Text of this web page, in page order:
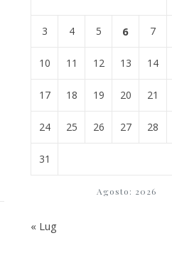
Agosto: 2026
3 4 5 6 7
10 11 12 13 14
17 18 19 20 21
24 25 26 27 28
31
« Lug